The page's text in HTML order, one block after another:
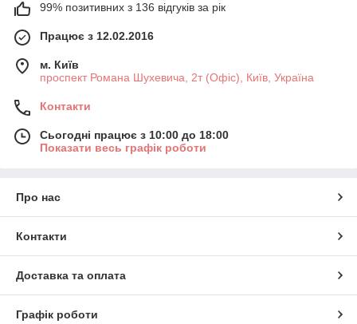
99% позитивних з 136 відгуків за рік
Працює з 12.02.2016
м. Київ
проспект Романа Шухевича, 2т (Офіс), Київ, Україна
Контакти
Сьогодні працює з 10:00 до 18:00
Показати весь графік роботи
Про нас
Контакти
Доставка та оплата
Графік роботи